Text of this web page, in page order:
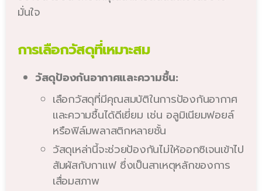
มั่นใจ
การเลือกวัสดุที่เหมาะสม
วัสดุป้องกันอากาศและความชื้น:
เลือกวัสดุที่มีคุณสมบัติในการป้องกันอากาศ
และความชื้นได้ดีเยี่ยม เช่น อลูมิเนียมฟอยล์
หรือฟิล์มพลาสติกหลายชั้น
วัสดุเหล่านี้จะช่วยป้องกันไม่ให้ออกซิเจนเข้าไป
สัมผัสกับกาแฟ ซึ่งเป็นสาเหตุหลักของการ
เสื่อมสภาพ